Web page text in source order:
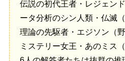
伝説の初代王者・レジェン
ータ分析のシン人類・仏滅（
理論の先駆者・エジソン（
ミステリー女王・あのミス